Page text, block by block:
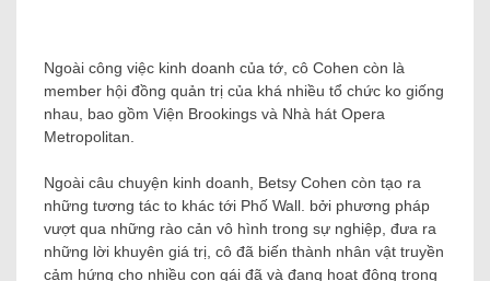
Ngoài công việc kinh doanh của tớ, cô Cohen còn là
member hội đồng quản trị của khá nhiều tổ chức ko giống
nhau, bao gồm Viện Brookings và Nhà hát Opera
Metropolitan.
Ngoài câu chuyện kinh doanh, Betsy Cohen còn tạo ra
những tương tác to khác tới Phố Wall. bởi phương pháp
vượt qua những rào cản vô hình trong sự nghiệp, đưa ra
những lời khuyên giá trị, cô đã biến thành nhân vật truyền
cảm hứng cho nhiều con gái đã và đang hoạt động trong